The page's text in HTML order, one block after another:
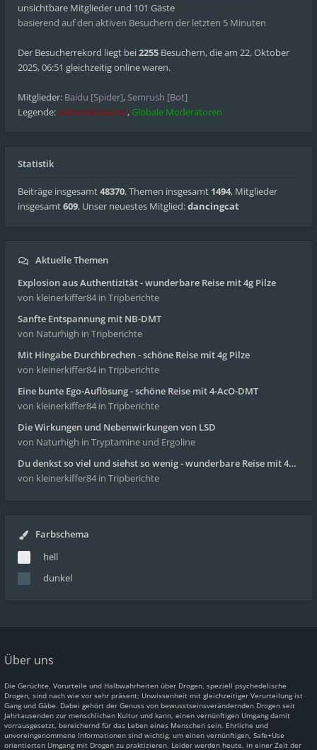
unsichtbare Mitglieder und 101 Gäste
basierend auf den aktiven Besuchern der letzten 5 Minuten
Der Besucherrekord liegt bei2255 Besuchern, die am 22. Oktober
2025, 06:51 gleichzeitig online waren.
Mitglieder: Baidu [Spider], Semrush [Bot]
Legende:Administratoren, Globale Moderatoren
Statistik
Beiträge insgesamt48370,Themen insgesamt 1494, Mitglieder
insgesamt609, Unser neuestes Mitglied:dancingcat
Aktuelle Themen
Explosion aus Authentizität - wunderbare Reise mit 4g Pilze
von kleinerkiffer84 in Tripberichte
Sanfte Entspannung mit NB-DMT
von Naturhigh in Tripberichte
Mit Hingabe Durchbrechen - schöne Reise mit 4g Pilze
von kleinerkiffer84 in Tripberichte
Eine bunte Ego-Auflösung - schöne Reise mit 4-AcO-DMT
von kleinerkiffer84 in Tripberichte
Die Wirkungen und Nebenwirkungen von LSD
von Naturhigh in Tryptamine und Ergoline
Du denkst so viel und siehst so wenig - wunderbare Reise mit 4g Pilze
von kleinerkiffer84 in Tripberichte
Farbschema
hell
dunkel
Über uns
Die Gerüchte, Vorurteile und Halbwahrheiten über Drogen, speziell psychedelische
Drogen, sind nach wie vor sehr präsent; Unwissenheit mit gleichzeitiger Verurteilung ist
Gang und Gäbe. Dabei gehört der Genuss von bewusstseinsverändernden Drogen seit
Jahrtausenden zur menschlichen Kultur und kann, einen vernünftigen Umgang damit
vorrausgesetzt, bereichernd für das Leben eines Menschen sein. Ehrliche und
unvoreingenommene Informationen sind wichtig, um einen vernünftigen, Safe+Use
orientierten Umgang mit Drogen zu praktizieren. Leider werden heute, in einer Zeit der